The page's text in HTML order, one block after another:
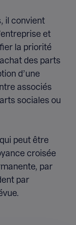
il convient
et
la priorité
des parts
d’une
associés
sociales ou
peut être
croisée
par
par